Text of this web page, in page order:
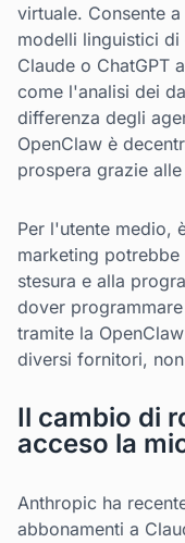
virtuale. Consente
modelli linguistici
Claude o ChatGPT
come l'analisi dei
differenza degli
OpenClaw è
prospera grazie
Per l'utente medio,
marketing
stesura e alla
dover
tramite la
diversi fornitori,
Il cambio di
acceso la
Anthropic ha
abbonamenti a